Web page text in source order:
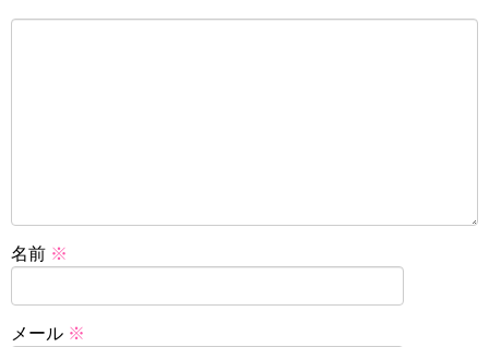
名前 ※
メール ※